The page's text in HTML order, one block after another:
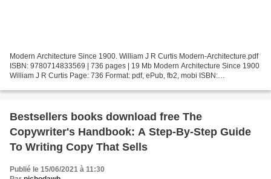
Modern Architecture Since 1900. William J R Curtis Modern-Architecture.pdf
ISBN: 9780714833569 | 736 pages | 19 Mb Modern Architecture Since 1900
William J R Curtis Page: 736 Format: pdf, ePub, fb2, mobi ISBN:
Bestsellers books download free The
Copywriter's Handbook: A Step-By-Step Guide
To Writing Copy That Sells
Publié le 15/06/2021 à 11:30